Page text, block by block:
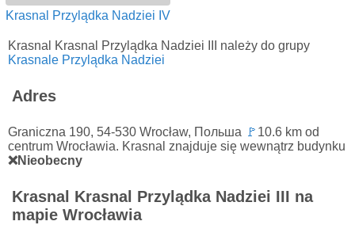
Krasnal Przylądka Nadziei IV
Krasnal Krasnal Przylądka Nadziei III należy do grupy
Krasnale Przylądka Nadziei
Adres
Graniczna 190, 54-530 Wrocław, Польша 🚩 10.6 km od
centrum Wrocławia. Krasnal znajduje się wewnątrz budynku
❌Nieobecny
Krasnal Krasnal Przylądka Nadziei III na
mapie Wrocławia